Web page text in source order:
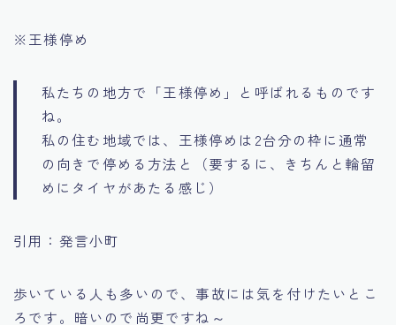
※王様停め
私たちの地方で「王様停め」と呼ばれるものです
ね。
私の住む地域では、王様停めは2台分の枠に通常
の向きで停める方法と（要するに、きちんと輪留
めにタイヤがあたる感じ）
引用：発言小町
歩いている人も多いので、事故には気を付けたいとこ
ろです。暗いので尚更ですね～